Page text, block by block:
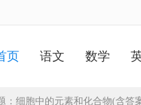
页 语文 数学
：细胞中的元素和化合物(含答